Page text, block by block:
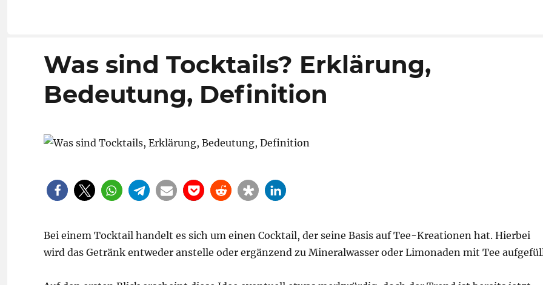
Was sind Tocktails? Erklärung,
Bedeutung, Definition
Bei einem Tocktail handelt es sich um einen Cocktail, der seine Basis auf Tee-Kreationen hat. Hierbei
wird das Getränk entweder anstelle oder ergänzend zu Mineralwasser oder Limonaden mit Tee